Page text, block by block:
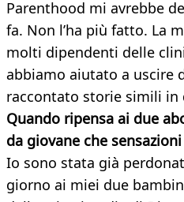
Parenthood mi avrebbe
fa. Non l’ha più fatto. La
molti dipendenti delle
abbiamo aiutato a uscire
raccontato storie simili in
Quando ripensa ai due
da giovane che
Io sono stata già
giorno ai miei due